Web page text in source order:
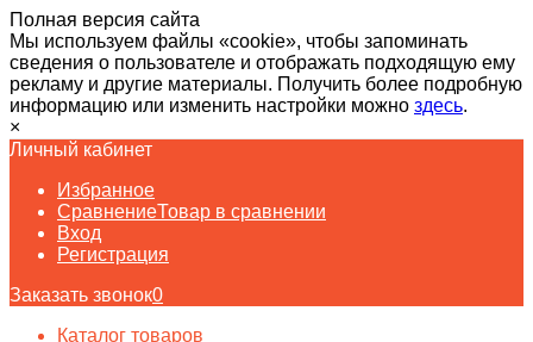
Полная версия сайта
Мы используем файлы «cookie», чтобы запоминать
сведения о пользователе и отображать подходящую ему
рекламу и другие материалы. Получить более подробную
информацию или изменить настройки можно здесь.
×
Личный кабинет
Избранное
СравнениеТовар в сравнении
Вход
Регистрация
Заказать звонок0
Каталог товаров